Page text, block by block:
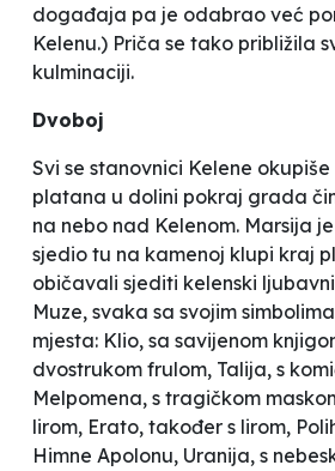
događaja pa je odabrao već
Kelenu.) Priča se tako približila
kulminaciji.
Dvoboj
Svi se stanovnici Kelene
platana u dolini pokraj grada
na nebo nad Kelenom. Marsija
sjedio tu na kamenoj klupi kraj
običavali sjediti kelenski
Muze, svaka sa svojim
mjesta: Klio, sa savijenom
dvostrukom frulom, Talija, s
Melpomena, s tragičkom
lirom, Erato, također s lirom,
Himne Apolonu, Uranija, s